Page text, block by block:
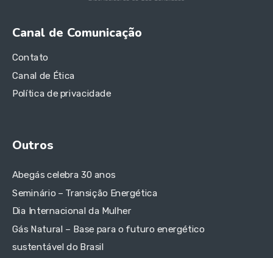
Canal de Comunicação
Contato
Canal de Ética
Política de privacidade
Outros
Abegás celebra 30 anos
Seminário – Transição Energética
Dia Internacional da Mulher
Gás Natural – Base para o futuro energético
sustentável do Brasil